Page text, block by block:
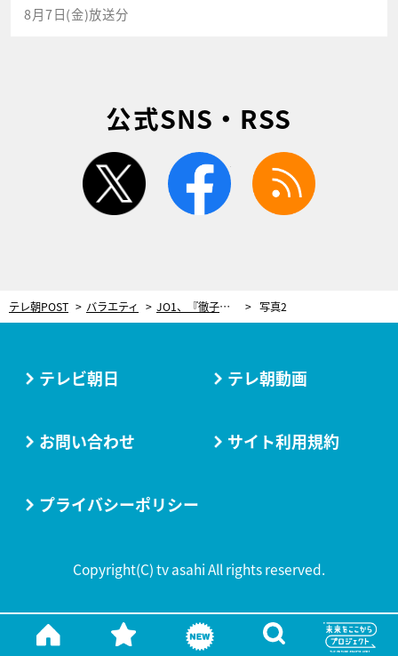
8月7日(金)放送分
公式SNS・RSS
twitter facebook
テレ朝POST バラエティ JO1、『徹子の部屋』に初登場！三者三様の経歴…自慢の肉体美も披露 写真2
テレビ朝日 テレ朝動画
お問い合わせ サイト利用規約
プライバシーポリシー
Copyright(C) tv asahi All rights reserved.